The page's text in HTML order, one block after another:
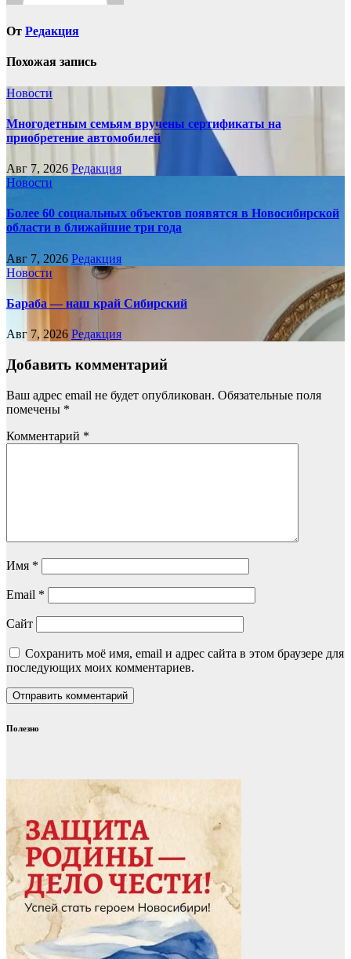
От Редакция
Похожая запись
Новости
Многодетным семьям вручены сертификаты на
приобретение автомобилей
Авг 7, 2026 Редакция
Новости
Более 60 социальных объектов появятся в Новосибирской
области в ближайшие три года
Авг 7, 2026 Редакция
Новости
Бараба — наш край Сибирский
Авг 7, 2026 Редакция
Добавить комментарий
Ваш адрес email не будет опубликован. Обязательные поля
помечены *
Комментарий *
Имя *
Email *
Сайт
Сохранить моё имя, email и адрес сайта в этом браузере для
последующих моих комментариев.
Полезно